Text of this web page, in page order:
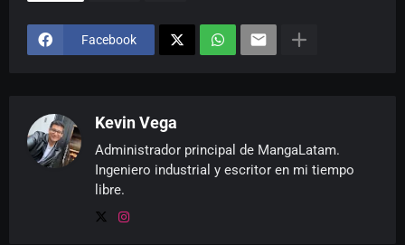
Facebook
Kevin Vega
Administrador principal de MangaLatam.
Ingeniero industrial y escritor en mi tiempo
libre.